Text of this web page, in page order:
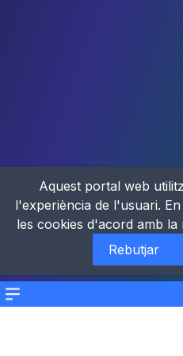
Menu
Aquest portal web
l'experiència de l'usuari.
les cookies d'acord amb la
Rebutjar